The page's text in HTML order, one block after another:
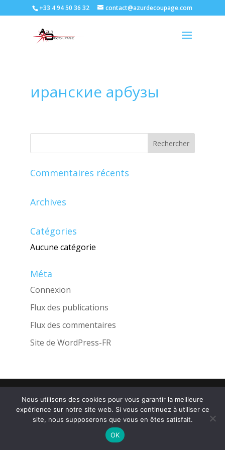
+33 4 94 50 36 32 contact@azurdecoupage.com
иранские арбузы
Commentaires récents
Archives
Catégories
Aucune catégorie
Méta
Connexion
Flux des publications
Flux des commentaires
Site de WordPress-FR
Nous utilisons des cookies pour vous garantir la meilleure
expérience sur notre site web. Si vous continuez à utiliser ce
site, nous supposerons que vous en êtes satisfait.
OK